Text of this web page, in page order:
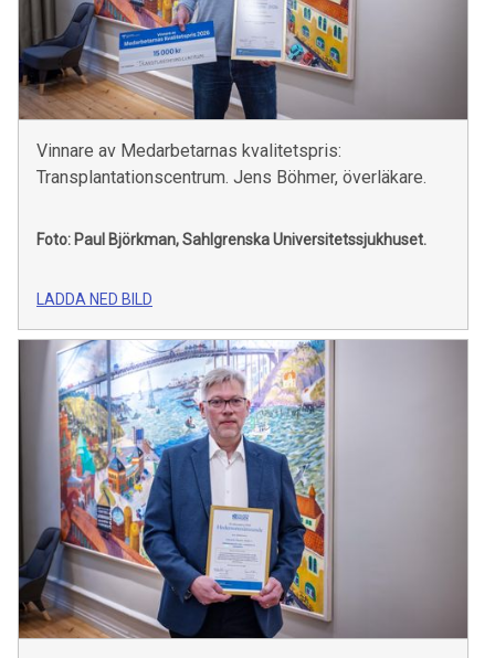
Vinnare av Medarbetarnas kvalitetspris:
Transplantationscentrum. Jens Böhmer, överläkare.
Foto: Paul Björkman, Sahlgrenska Universitetssjukhuset.
LADDA NED BILD